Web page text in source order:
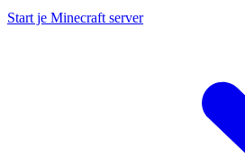
Start je Minecraft server